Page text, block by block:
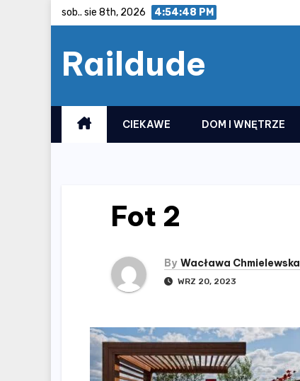
sob.. sie 8th, 2026 4:54:48 PM
Raildude
CIEKAWE DOM I WNĘTRZE
Fot 2
By Wacława Chmielewska
WRZ 20, 2023